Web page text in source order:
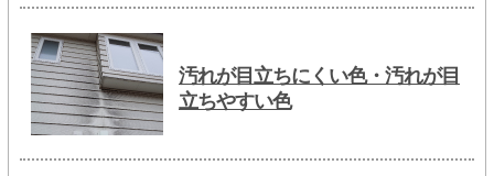
汚れが目立ちにくい色・汚れが目
立ちやすい色